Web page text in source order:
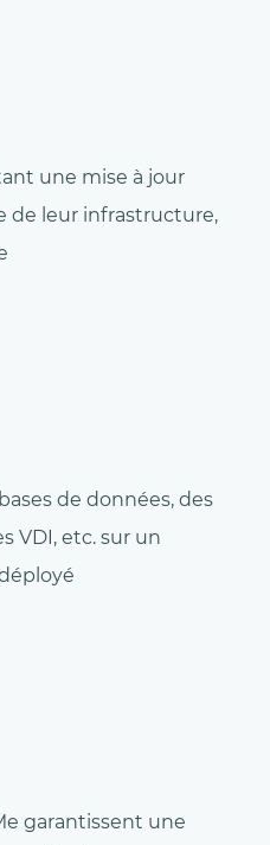
une mise à jour
de leur infrastructure,
de données, des
VDI, etc. sur un
garantissent une